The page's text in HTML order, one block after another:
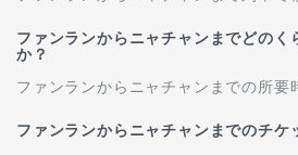
ファンランからニャチャンまでどのく
か？
ファンランからニャチャンまでの所要
ファンランからニャチャンまでのチケ